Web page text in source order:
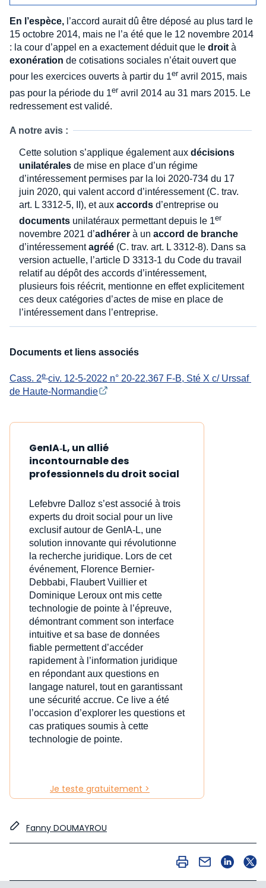
En l’espèce, l’accord aurait dû être déposé au plus tard le
15 octobre 2014, mais ne l’a été que le 12 novembre 2014
: la cour d’appel en a exactement déduit que le droit à
exonération de cotisations sociales n’était ouvert que
pour les exercices ouverts à partir du 1er avril 2015, mais
pas pour la période du 1er avril 2014 au 31 mars 2015. Le
redressement est validé.
A notre avis :
Cette solution s’applique également aux décisions
unilatérales de mise en place d’un régime
d’intéressement permises par la loi 2020-734 du 17
juin 2020, qui valent accord d’intéressement (C. trav.
art. L 3312-5, II), et aux accords d’entreprise ou
documents unilatéraux permettant depuis le 1er
novembre 2021 d’adhérer à un accord de branche
d’intéressementagréé (C. trav. art. L 3312-8). Dans sa
version actuelle, l’article D 3313-1 du Code du travail
relatif au dépôt des accords d’intéressement,
plusieurs fois réécrit, mentionne en effet explicitement
ces deux catégories d’actes de mise en place de
l’intéressement dans l’entreprise.
Documents et liens associés
Cass. 2e civ. 12-5-2022 n° 20-22.367 F-B, Sté X c/ Urssaf
de Haute-Normandie
GenIA‑L, un allié
incontournable des
professionnels du droit social
Lefebvre Dalloz s’est associé à trois
experts du droit social pour un live
exclusif autour de GenIA‑L, une
solution innovante qui révolutionne
la recherche juridique. Lors de cet
événement, Florence Bernier-
Debbabi, Flaubert Vuillier et
Dominique Leroux ont mis cette
technologie de pointe à l’épreuve,
démontrant comment son interface
intuitive et sa base de données
fiable permettent d’accéder
rapidement à l’information juridique
en répondant aux questions en
langage naturel, tout en garantissant
une sécurité accrue. Ce live a été
l’occasion d’explorer les questions et
cas pratiques soumis à cette
technologie de pointe.
Je teste gratuitement >
Fanny DOUMAYROU